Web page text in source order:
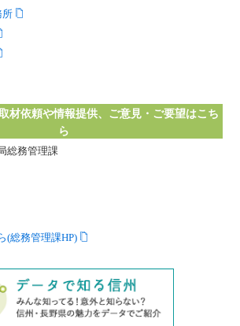
所
材依頼や情報提供、ご意見・ご要望はこち
ら
総務管理課
(総務管理課HP)